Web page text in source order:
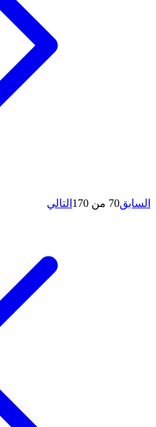
السابق70 من 170 التالي